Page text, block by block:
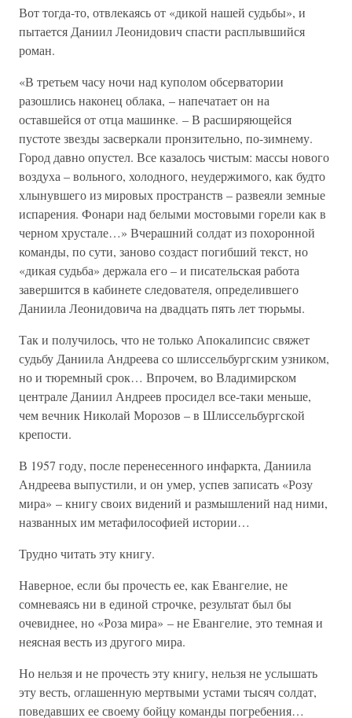
Вот тогда-то, отвлекаясь от «дикой нашей судьбы», и
пытается Даниил Леонидович спасти расплывшийся
роман.
«В третьем часу ночи над куполом обсерватории
разошлись наконец облака, – напечатает он на
оставшейся от отца машинке. – В расширяющейся
пустоте звезды засверкали пронзительно, по-зимнему.
Город давно опустел. Все казалось чистым: массы нового
воздуха – вольного, холодного, неудержимого, как будто
хлынувшего из мировых пространств – развеяли земные
испарения. Фонари над белыми мостовыми горели как в
черном хрустале…» Вчерашний солдат из похоронной
команды, по сути, заново создаст погибший текст, но
«дикая судьба» держала его – и писательская работа
завершится в кабинете следователя, определившего
Даниила Леонидовича на двадцать пять лет тюрьмы.
Так и получилось, что не только Апокалипсис свяжет
судьбу Даниила Андреева со шлиссельбургским узником,
но и тюремный срок… Впрочем, во Владимирском
централе Даниил Андреев просидел все-таки меньше,
чем вечник Николай Морозов – в Шлиссельбургской
крепости.
В 1957 году, после перенесенного инфаркта, Даниила
Андреева выпустили, и он умер, успев записать «Розу
мира» – книгу своих видений и размышлений над ними,
названных им метафилософией истории…
Трудно читать эту книгу.
Наверное, если бы прочесть ее, как Евангелие, не
сомневаясь ни в единой строчке, результат был бы
очевиднее, но «Роза мира» – не Евангелие, это темная и
неясная весть из другого мира.
Но нельзя и не прочесть эту книгу, нельзя не услышать
эту весть, оглашенную мертвыми устами тысяч солдат,
поведавших ее своему бойцу команды погребения…